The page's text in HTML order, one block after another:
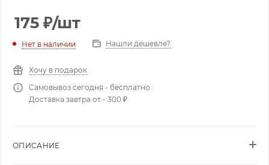
175 ₽/шт
Нет в наличии Нашли дешевле?
Хочу в подарок
Самовывоз сегодня - бесплатно
Доставка завтра от - 300 ₽
ОПИСАНИЕ